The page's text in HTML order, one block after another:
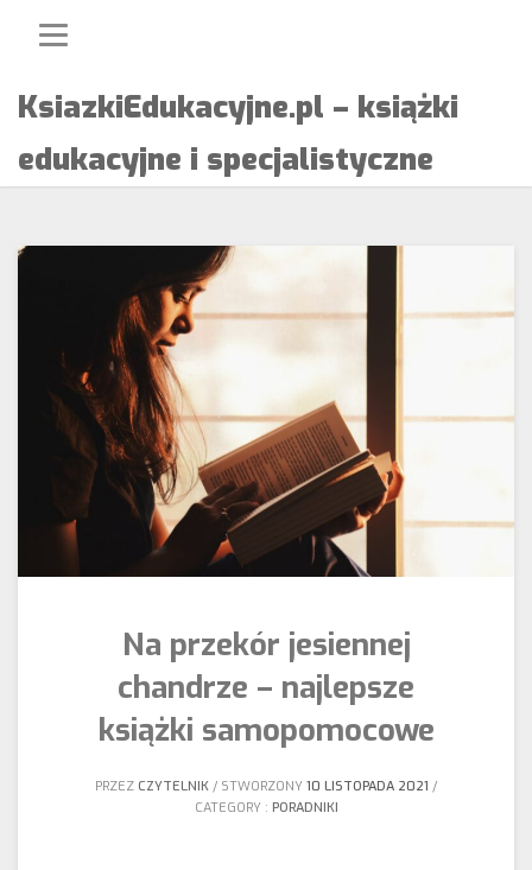
KsiazkiEdukacyjne.pl – książki
edukacyjne i specjalistyczne
Na przekór jesiennej
chandrze – najlepsze
książki samopomocowe
PRZEZ CZYTELNIK STWORZONY 10 LISTOPADA 2021
CATEGORY : PORADNIKI